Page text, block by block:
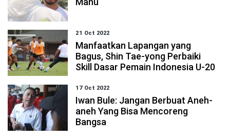
21 Oct 2022
Manfaatkan Lapangan yang
Bagus, Shin Tae-yong Perbaiki
Skill Dasar Pemain Indonesia U-20
17 Oct 2022
Iwan Bule: Jangan Berbuat Aneh-
aneh Yang Bisa Mencoreng
Bangsa